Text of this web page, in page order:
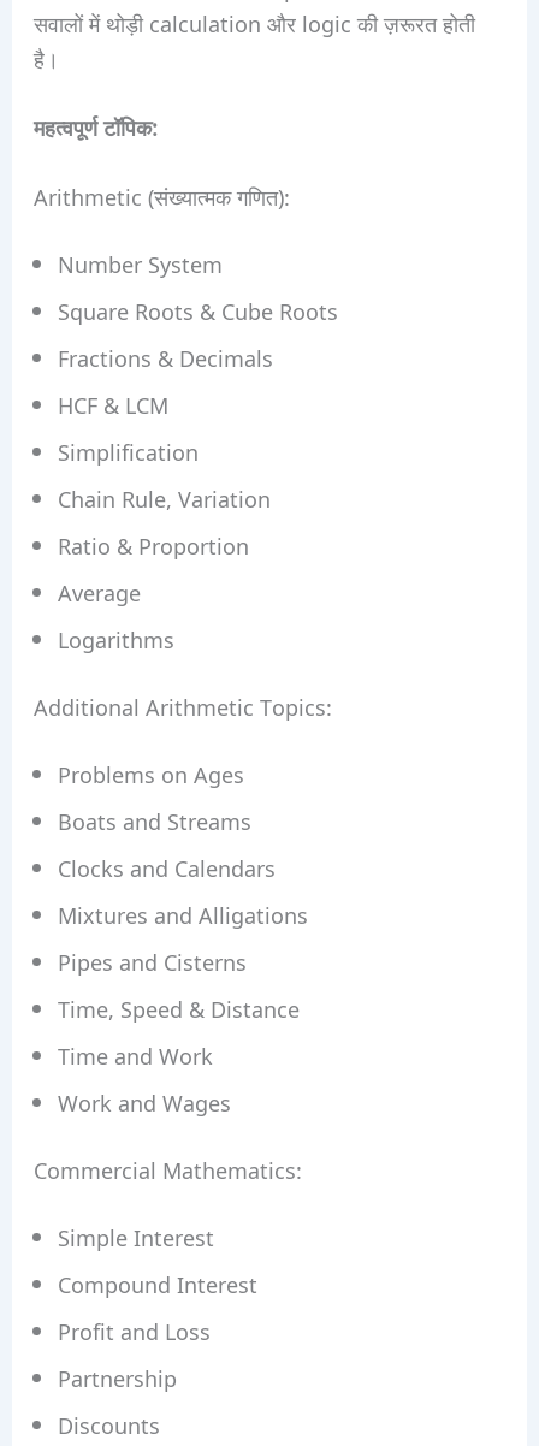
सवालों में थोड़ी calculation और logic की ज़रूरत होती
है।
महत्वपूर्ण टॉपिक:
Arithmetic (संख्यात्मक गणित):
Number System
Square Roots & Cube Roots
Fractions & Decimals
HCF & LCM
Simplification
Chain Rule, Variation
Ratio & Proportion
Average
Logarithms
Additional Arithmetic Topics:
Problems on Ages
Boats and Streams
Clocks and Calendars
Mixtures and Alligations
Pipes and Cisterns
Time, Speed & Distance
Time and Work
Work and Wages
Commercial Mathematics:
Simple Interest
Compound Interest
Profit and Loss
Partnership
Discounts